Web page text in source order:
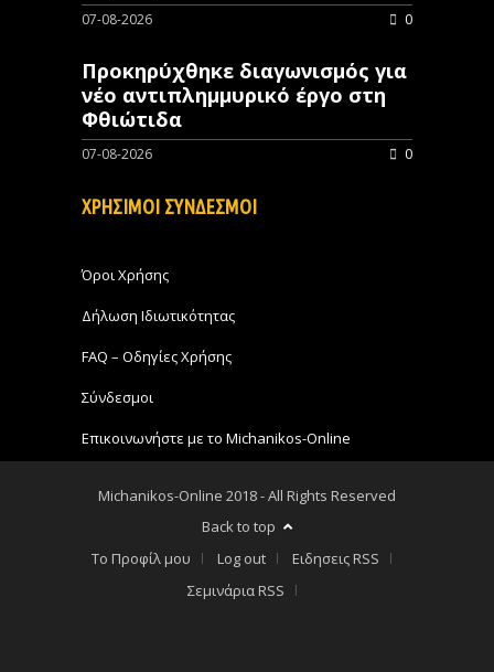
07-08-2026 0
Προκηρύχθηκε διαγωνισμός για
νέo αντιπλημμυρικό έργο στη
Φθιώτιδα
07-08-2026 0
ΧΡΗΣΙΜΟΙ ΣΥΝΔΕΣΜΟΙ
Όροι Χρήσης
Δήλωση Ιδιωτικότητας
FAQ – Οδηγίες Χρήσης
Σύνδεσμοι
Επικοινωνήστε με το Michanikos-Online
Michanikos-Online 2018 - All Rights Reserved
Back to top
Το Προφίλ μου
Log out
Ειδησεις RSS
Σεμινάρια RSS